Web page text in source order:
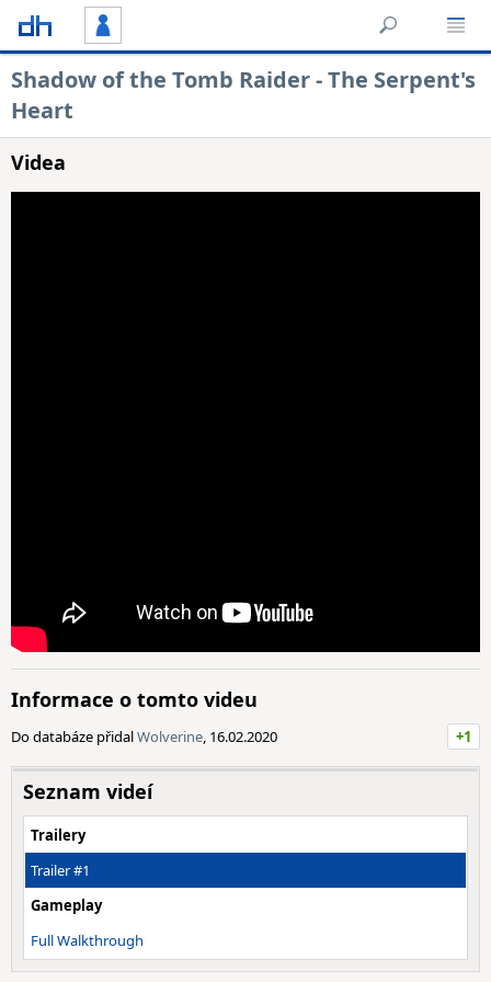
Shadow of the Tomb Raider - The Serpent's
Heart
Videa
Informace o tomto videu
Do databáze přidalWolverine, 16.02.2020 +1
Seznam videí
Trailery
Trailer #1
Gameplay
Full Walkthrough